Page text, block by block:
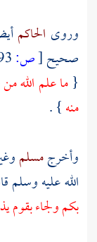
وروى الحاكم
صحيح[ص:
{ما علم الله
منه} .
وأخرجمسلم
الله عليه وسلم
بكم ولجاء بقوم